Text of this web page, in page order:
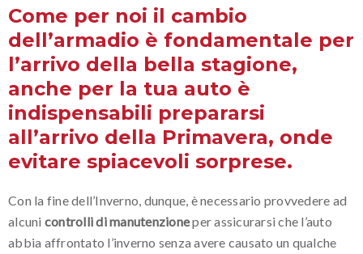
Come per noi il cambio
dell’armadio è fondamentale per
l’arrivo della bella stagione,
anche per la tua auto è
indispensabili prepararsi
all’arrivo della Primavera, onde
evitare spiacevoli sorprese.
Con la fine dell’Inverno, dunque, è necessario provvedere ad
alcuni controlli di manutenzioneper assicurarsi che l’auto
abbia affrontato l’inverno senza avere causato un qualche